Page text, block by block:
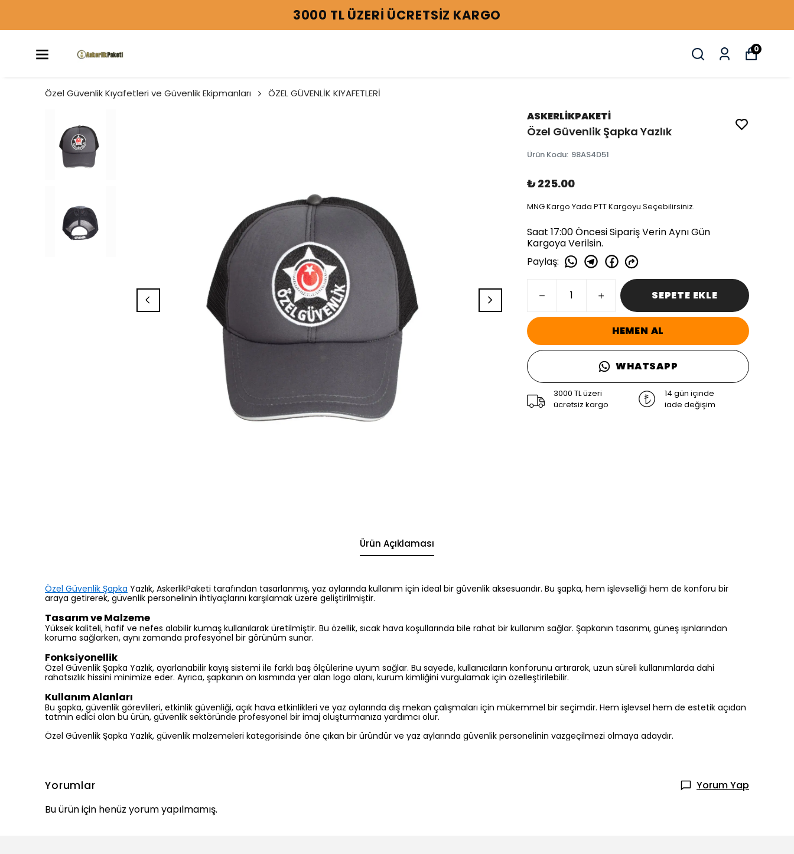
3000 TL ÜZERİ ÜCRETSİZ KARGO
0
Özel Güvenlik Kıyafetleri ve Güvenlik Ekipmanları ÖZEL GÜVENLİK KIYAFETLERİ
ASKERLİKPAKETİ
Özel Güvenlik Şapka Yazlık
Ürün Kodu: 98AS4D51
₺ 225.00
MNG Kargo Yada PTT Kargoyu Seçebilirsiniz.
Saat 17:00 Öncesi Sipariş Verin Aynı Gün
Kargoya Verilsin.
Paylaş:
SEPETE EKLE
HEMEN AL
WHATSAPP
3000 TL üzeri
ücretsiz kargo
14 gün içinde
iade değişim
Ürün Açıklaması
Özel Güvenlik Şapka Yazlık, AskerlikPaketi tarafından tasarlanmış, yaz aylarında kullanım için ideal bir güvenlik aksesuarıdır. Bu şapka, hem işlevselliği hem de konforu bir
araya getirerek, güvenlik personelinin ihtiyaçlarını karşılamak üzere geliştirilmiştir.
Tasarım ve Malzeme
Yüksek kaliteli, hafif ve nefes alabilir kumaş kullanılarak üretilmiştir. Bu özellik, sıcak hava koşullarında bile rahat bir kullanım sağlar. Şapkanın tasarımı, güneş ışınlarından
koruma sağlarken, aynı zamanda profesyonel bir görünüm sunar.
Fonksiyonellik
Özel Güvenlik Şapka Yazlık, ayarlanabilir kayış sistemi ile farklı baş ölçülerine uyum sağlar. Bu sayede, kullanıcıların konforunu artırarak, uzun süreli kullanımlarda dahi
rahatsızlık hissini minimize eder. Ayrıca, şapkanın ön kısmında yer alan logo alanı, kurum kimliğini vurgulamak için özelleştirilebilir.
Kullanım Alanları
Bu şapka, güvenlik görevlileri, etkinlik güvenliği, açık hava etkinlikleri ve yaz aylarında dış mekan çalışmaları için mükemmel bir seçimdir. Hem işlevsel hem de estetik açıdan
tatmin edici olan bu ürün, güvenlik sektöründe profesyonel bir imaj oluşturmanıza yardımcı olur.
Özel Güvenlik Şapka Yazlık, güvenlik malzemeleri kategorisinde öne çıkan bir üründür ve yaz aylarında güvenlik personelinin vazgeçilmezi olmaya adaydır.
Yorumlar
Yorum Yap
Bu ürün için henüz yorum yapılmamış.